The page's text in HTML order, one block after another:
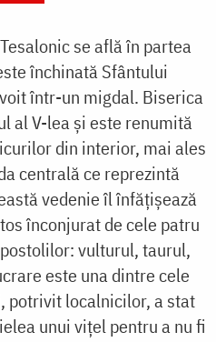
se află în partea
închinată Sfântului
într-un migdal. Biserica
al V-lea și este renumită
din interior, mai ales
centrală ce reprezintă
vedenie îl înfățișează
înconjurat de cele patru
vulturul, taurul,
este una dintre cele
potrivit localnicilor, a stat
unui vițel pentru a nu fi